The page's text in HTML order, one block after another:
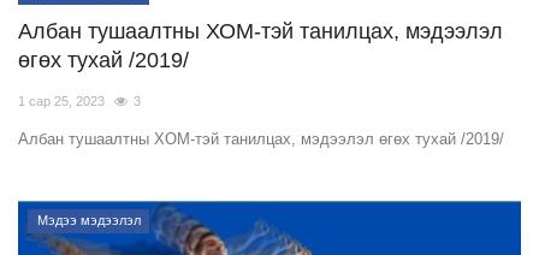
Албан тушаалтны ХОМ-тэй танилцах, мэдээлэл
өгөх тухай /2019/
1 сар 25, 2023 3
Албан тушаалтны ХОМ-тэй танилцах, мэдээлэл өгөх тухай /2019/
Мэдээ мэдээлэл